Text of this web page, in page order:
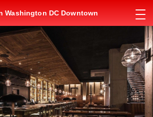
Washington DC Downtown